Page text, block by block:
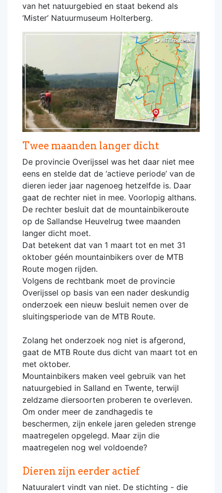
van het natuurgebied en staat bekend als
‘Mister’ Natuurmuseum Holterberg.
Twee maanden langer dicht
De provincie Overijssel was het daar niet mee
eens en stelde dat de ‘actieve periode’ van de
dieren ieder jaar nagenoeg hetzelfde is. Daar
gaat de rechter niet in mee. Voorlopig althans.
De rechter besluit dat de mountainbikeroute
op de Sallandse Heuvelrug twee maanden
langer dicht moet.
Dat betekent dat van 1 maart tot en met 31
oktober géén mountainbikers over de MTB
Route mogen rijden.
Volgens de rechtbank moet de provincie
Overijssel op basis van een nader deskundig
onderzoek een nieuw besluit nemen over de
sluitingsperiode van de MTB Route.
Zolang het onderzoek nog niet is afgerond,
gaat de MTB Route dus dicht van maart tot en
met oktober.
Mountainbikers maken veel gebruik van het
natuurgebied in Salland en Twente, terwijl
zeldzame diersoorten proberen te overleven.
Om onder meer de zandhagedis te
beschermen, zijn enkele jaren geleden strenge
maatregelen opgelegd. Maar zijn die
maatregelen nog wel voldoende?
Dieren zijn eerder actief
Natuuralert vindt van niet. De stichting - die